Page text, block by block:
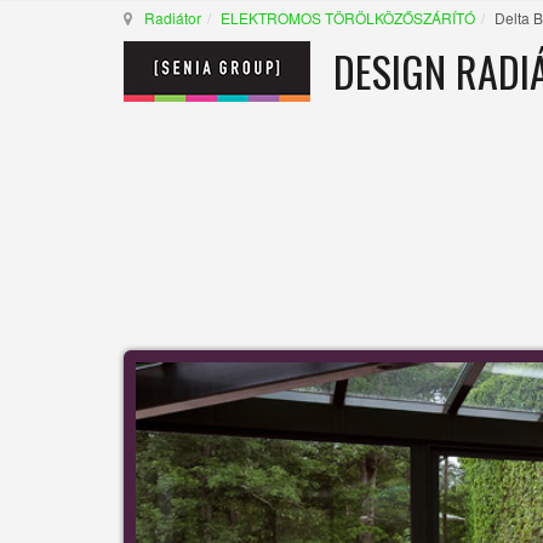
Radiátor ELEKTROMOS TÖRÖLKÖZŐSZÁRÍTÓ Delta
DESIGN